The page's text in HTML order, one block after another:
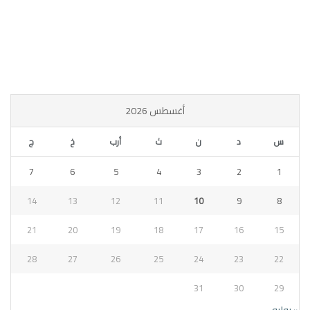
أغسطس 2026
س د ن ث أرب خ ج
1
2
3
4
5
6
7
8
9
10
11
12
13
14
15
16
17
18
19
20
21
22
23
24
25
26
27
28
29
30
31